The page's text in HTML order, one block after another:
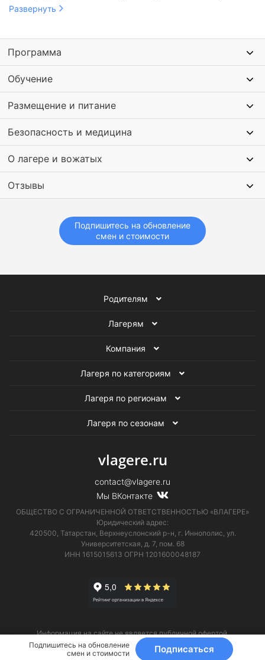
веселым и развивающим занятиям, а во второй половине
Развернуть
Программа
Обучение
Размещение и питание
Безопасность и медицина
О лагере и вожатых
Отзывы
Подпишитесь на обновление
смен и стоимости
Подписаться
Подпишитесь на обновление
смен и стоимости
Родителям
Лагерям
Компания
Лагеря по категориям
Лагеря по регионам
Лагеря по сезонам
vlagere.ru
contact@vlagere.ru
Мы ВКонтакте
ОБЩЕСТВО С ОГРАНИЧЕННОЙ ОТВЕТСТВЕННОСТЬЮ «ВЛАГЕРЕ»
Юридический адрес:
420500, Татарстан, Верхнеуслонский р-н, г. Иннополис, ул.
Университетская, д. 7, пом. 68
ИНН 1615015613 ОГРН 1201600048187
Информация на сайте не является публичной офертой.
Телефон технической поддержки